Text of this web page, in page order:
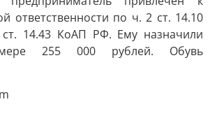
ответственности по ч. 2 ст. 14.10
14.43 КоАП РФ. Ему назначили
255 000 рублей. Обувь